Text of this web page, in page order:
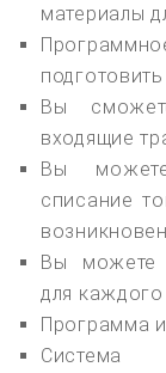
материалы
Вы
входящие
Вы можете
списание
Вы можете
для каждого
Программа
Система